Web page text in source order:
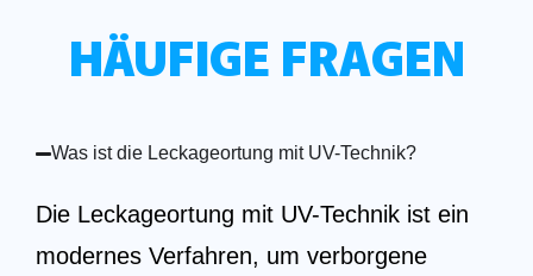
HÄUFIGE FRAGEN
Was ist die Leckageortung mit UV-Technik?
Die Leckageortung mit UV-Technik ist ein
modernes Verfahren, um verborgene